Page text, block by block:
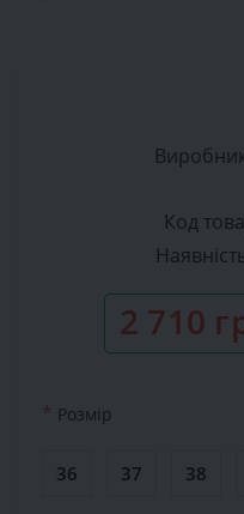
Код
2 710
* Розмiр
36 37 38